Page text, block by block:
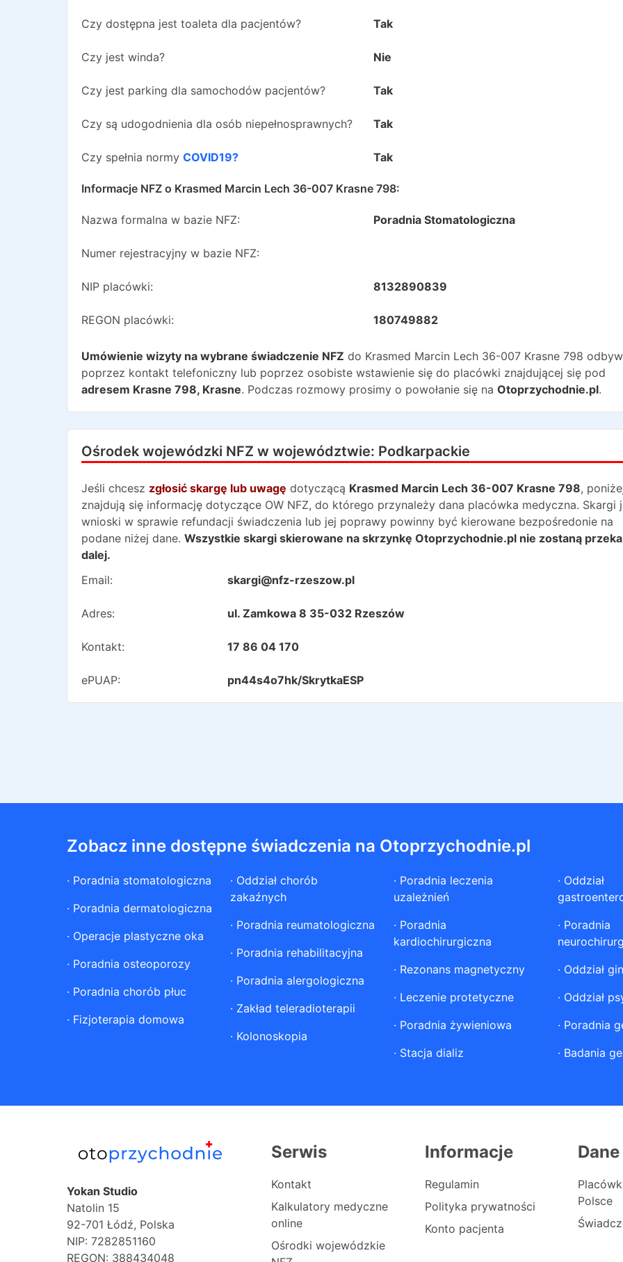
Czy dostępna jest toaleta dla pacjentów? Tak
Czy jest winda? Nie
Czy jest parking dla samochodów pacjentów? Tak
Czy są udogodnienia dla osób niepełnosprawnych? Tak
Czy spełnia normy COVID19? Tak
Informacje NFZ o Krasmed Marcin Lech 36-007 Krasne 798:
Nazwa formalna w bazie NFZ: Poradnia Stomatologiczna
Numer rejestracyjny w bazie NFZ:
NIP placówki: 8132890839
REGON placówki: 180749882
Umówienie wizyty na wybrane świadczenie NFZ do Krasmed Marcin Lech 36-007 Krasne 798
poprzez kontakt telefoniczny lub poprzez osobiste wstawienie się do placówki znajdującej się pod
adresem Krasne 798, Krasne. Podczas rozmowy prosimy o powołanie się na Otoprzychodnie.pl.
Ośrodek wojewódzki NFZ w województwie: Podkarpackie
Jeśli chcesz zgłosić skargę lub uwagę dotyczącą Krasmed Marcin Lech 36-007 Krasne 798,
znajdują się informację dotyczące OW NFZ, do którego przynależy dana placówka medyczna. Skargi
wnioski w sprawie refundacji świadczenia lub jej poprawy powinny być kierowane bezpośredonie na
podane niżej dane. Wszystkie skargi skierowane na skrzynkę Otoprzychodnie.pl nie zostaną
dalej.
Email:
skargi@nfz-rzeszow.pl
Adres: ul. Zamkowa 8 35-032 Rzeszów
Kontakt: 17 86 04 170
ePUAP: pn44s4o7hk/SkrytkaESP
Zobacz inne dostępne świadczenia na Otoprzychodnie.pl
· Poradnia stomatologiczna
· Poradnia dermatologiczna
· Operacje plastyczne oka
· Poradnia osteoporozy
· Poradnia chorób płuc
· Fizjoterapia domowa
· Oddział chorób
zakaźnych
· Poradnia reumatologiczna
· Poradnia rehabilitacyjna
· Poradnia alergologiczna
· Zakład teleradioterapii
· Kolonoskopia
· Poradnia leczenia
uzależnień
· Poradnia
kardiochirurgiczna
· Rezonans magnetyczny
· Leczenie protetyczne
· Poradnia żywieniowa
· Stacja dializ
· Oddział
· Poradnia
· Oddział
· Oddział
· Poradnia
· Badania
Yokan Studio
Natolin 15
92-701 Łódź, Polska
NIP: 7282851160
REGON: 388434048
Serwis
Kontakt
Kalkulatory medyczne
online
Ośrodki wojewódzkie
Informacje
Regulamin
Polityka prywatności
Konto pacjenta
Dane
Polsce